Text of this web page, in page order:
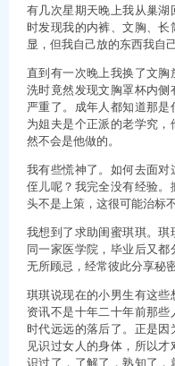
有几次星期天晚上我从巢
时发现我的内裤、文胸、
显，但我自己放的东西我自
直到有一次晚上我换了文
洗时竟然发现文胸罩杯内
严重了。成年人都知道那
为姐夫是个正派的老学究
然不会是他做的。
我有些慌神了。如何去面
侄儿呢？我完全没有经验
头不是上策，这很可能治标
我想到了求助闺蜜琪琪。
同一家医学院，毕业后又
无所顾忌，经常彼此分享秘密
琪琪说现在的小男生有这
资讯不是十年二十年前那
时代远远的落后了。正是
见识过女人的身体，所以
识过了，了解了，熟知了